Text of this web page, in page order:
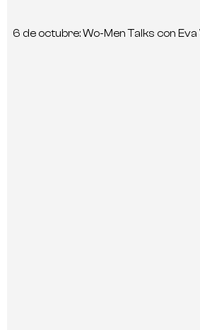
6 de octubre: Wo-Men Talks con Eva